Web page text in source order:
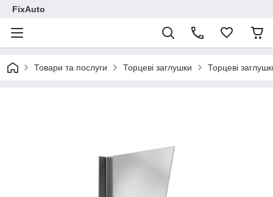
FixAuto
Товари та послуги Торцеві заглушки Торцеві